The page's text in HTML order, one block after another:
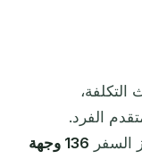
التكلفة،
الفرد.
السفر
136 وجهة